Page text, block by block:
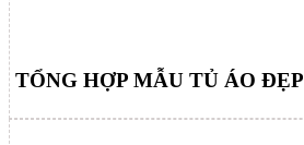
TỔNG HỢP MẪU TỦ ÁO ĐẸP